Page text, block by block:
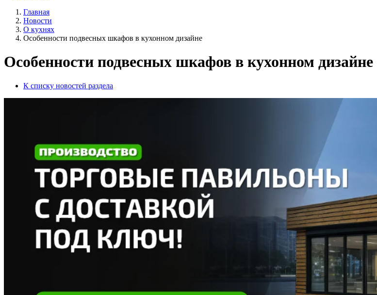
Главная
Новости
О кухнях
Особенности подвесных шкафов в кухонном дизайне
Особенности подвесных шкафов в кухонном дизайне
К списку новостей раздела